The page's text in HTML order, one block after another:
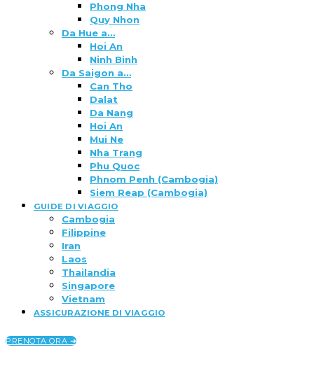
Phong Nha
Quy Nhon
Da Hue a…
Hoi An
Ninh Binh
Da Saigon a…
Can Tho
Dalat
Da Nang
Hoi An
Mui Ne
Nha Trang
Phu Quoc
Phnom Penh (Cambogia)
Siem Reap (Cambogia)
GUIDE DI VIAGGIO
Cambogia
Filippine
Iran
Laos
Thailandia
Singapore
Vietnam
ASSICURAZIONE DI VIAGGIO
PRENOTA ORA ➜